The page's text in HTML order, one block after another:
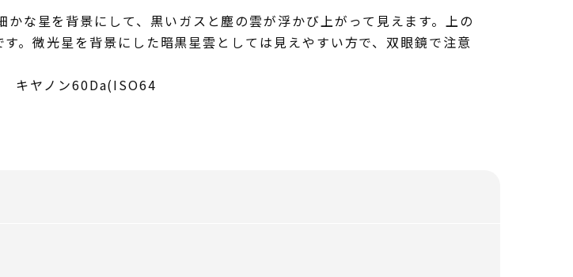
な星を背景にして、黒いガスと塵の雲が浮かび上がって見えます。上の
。微光星を背景にした暗黒星雲としては見えやすい方で、双眼鏡で注意
キヤノン60Da(ISO64